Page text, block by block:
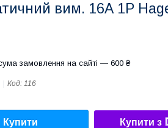
вим. 16А 1P
замовлення на сайті — 600 ₴
Код: 116
Купити Купити з